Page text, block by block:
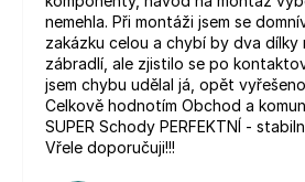
nemehla. Při montáži jsem se
zakázku celou a chybí by dva dílky
zábradlí, ale zjistilo se po
jsem chybu udělal já, opět
Celkově hodnotím Obchod a
SUPER Schody PERFEKTNÍ -
Vřele doporučuji!!!